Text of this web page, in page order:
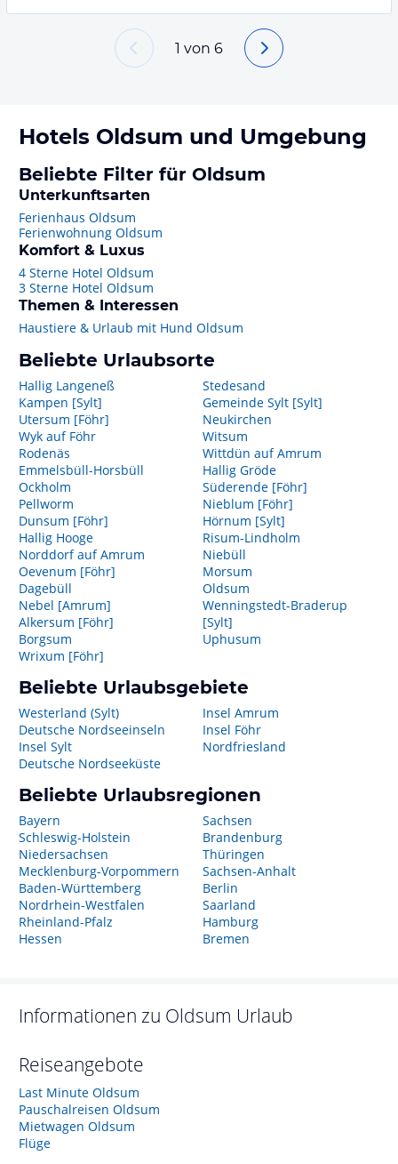
1 von 6
Hotels Oldsum und Umgebung
Beliebte Filter für Oldsum
Unterkunftsarten
Ferienhaus Oldsum
Ferienwohnung Oldsum
Komfort & Luxus
4 Sterne Hotel Oldsum
3 Sterne Hotel Oldsum
Themen & Interessen
Haustiere & Urlaub mit Hund Oldsum
Beliebte Urlaubsorte
Hallig Langeneß
Kampen [Sylt]
Utersum [Föhr]
Wyk auf Föhr
Rodenäs
Emmelsbüll-Horsbüll
Ockholm
Pellworm
Dunsum [Föhr]
Hallig Hooge
Norddorf auf Amrum
Oevenum [Föhr]
Dagebüll
Nebel [Amrum]
Alkersum [Föhr]
Borgsum
Wrixum [Föhr]
Stedesand
Gemeinde Sylt [Sylt]
Neukirchen
Witsum
Wittdün auf Amrum
Hallig Gröde
Süderende [Föhr]
Nieblum [Föhr]
Hörnum [Sylt]
Risum-Lindholm
Niebüll
Morsum
Oldsum
Wenningstedt-Braderup
[Sylt]
Uphusum
Beliebte Urlaubsgebiete
Westerland (Sylt)
Deutsche Nordseeinseln
Insel Sylt
Deutsche Nordseeküste
Insel Amrum
Insel Föhr
Nordfriesland
Beliebte Urlaubsregionen
Bayern
Schleswig-Holstein
Niedersachsen
Mecklenburg-Vorpommern
Baden-Württemberg
Nordrhein-Westfalen
Rheinland-Pfalz
Hessen
Sachsen
Brandenburg
Thüringen
Sachsen-Anhalt
Berlin
Saarland
Hamburg
Bremen
Informationen zu Oldsum Urlaub
Reiseangebote
Last Minute Oldsum
Pauschalreisen Oldsum
Mietwagen Oldsum
Flüge